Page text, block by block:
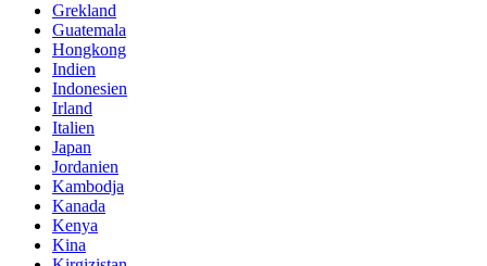
Grekland
Guatemala
Hongkong
Indien
Indonesien
Irland
Italien
Japan
Jordanien
Kambodja
Kanada
Kenya
Kina